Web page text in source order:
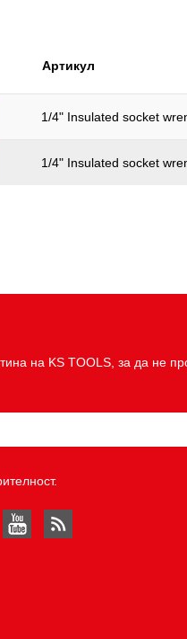
Артикул
1/4" Insulated socket
1/4" Insulated socket
на KS TOOLS, за да не
.
youtube